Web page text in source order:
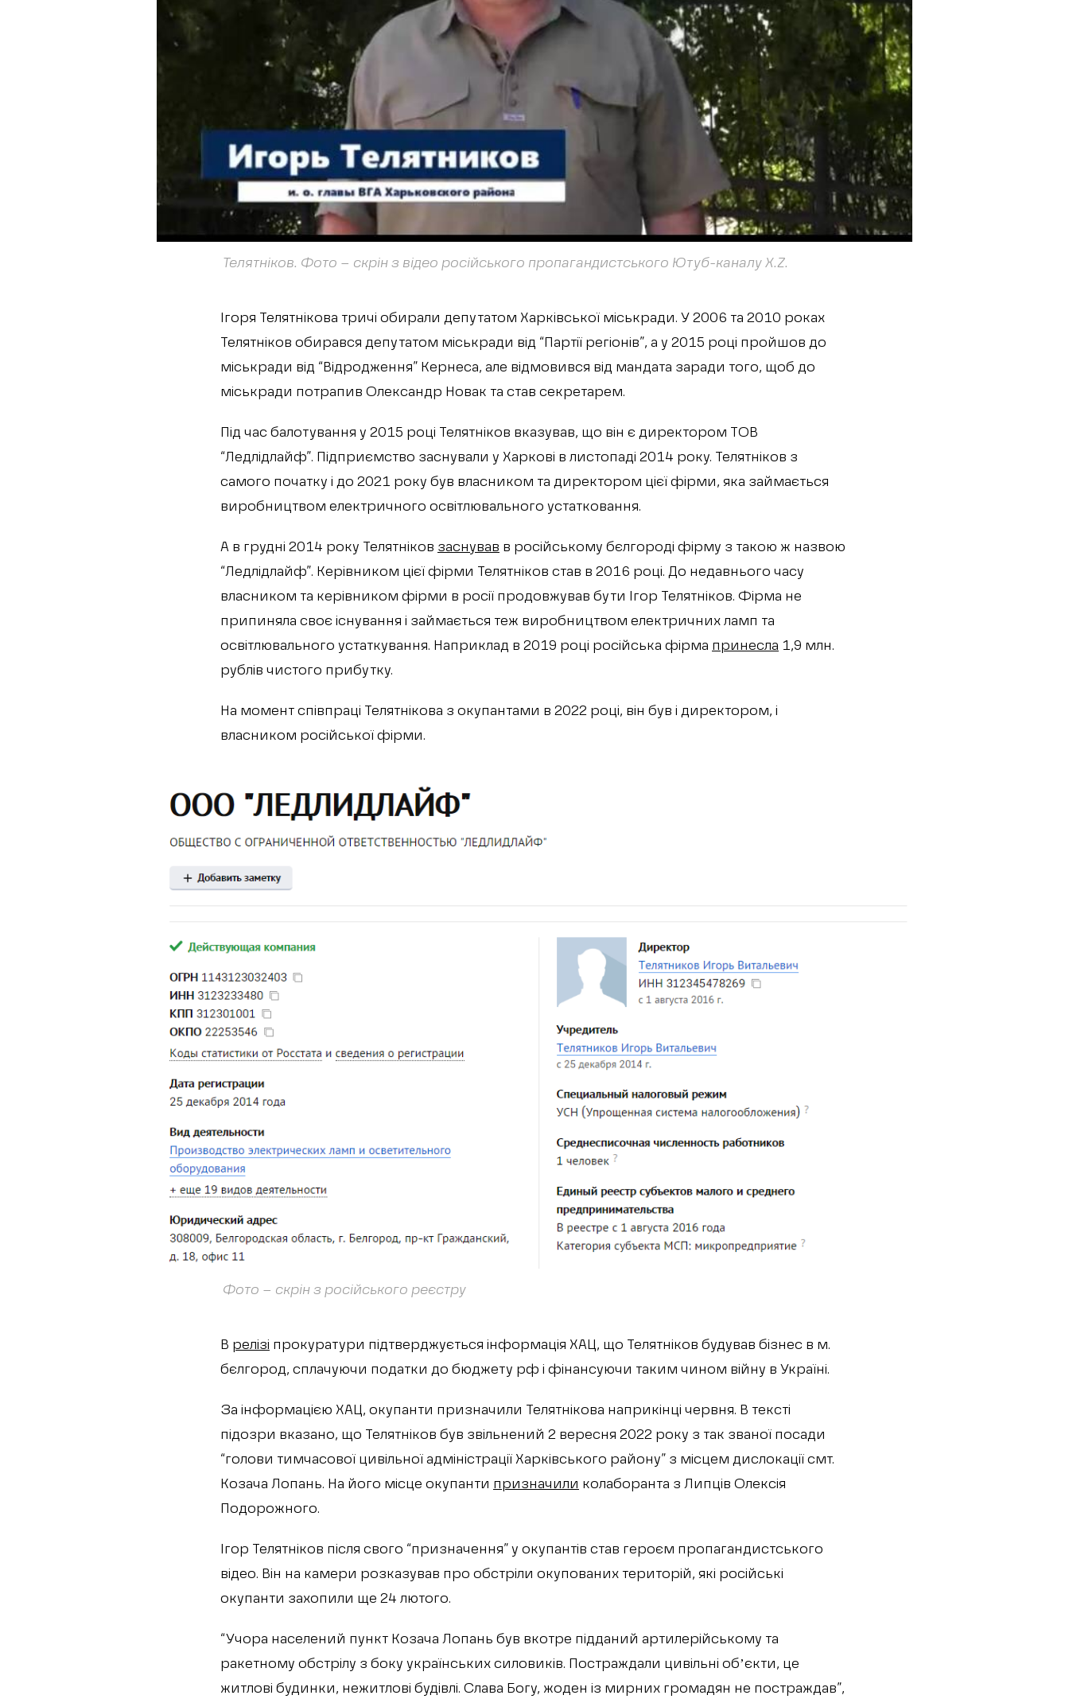
Телятніков. Фото – скрін з відео російського пропагандистського Ютуб-каналу X.Z.
Ігоря Телятнікова тричі обирали депутатом Харківської міськради. У 2006 та 2010 роках
Телятніков обирався депутатом міськради від “Партії регіонів”, а у 2015 році пройшов до
міськради від “Відродження” Кернеса, але відмовився від мандата заради того, щоб до
міськради потрапив Олександр Новак та став секретарем.
Під час балотування у 2015 році Телятніков вказував, що він є директором ТОВ
“Ледлідлайф”. Підприємство заснували у Харкові в листопаді 2014 року. Телятніков з
самого початку і до 2021 року був власником та директором цієї фірми, яка займається
виробництвом електричного освітлювального устатковання.
А в грудні 2014 року Телятніков заснував в російському бєлгороді фірму з такою ж назвою
“Ледлідлайф”. Керівником цієї фірми Телятніков став в 2016 році. До недавнього часу
власником та керівником фірми в росії продовжував бути Ігор Телятніков. Фірма не
припиняла своє існування і займається теж виробництвом електричних ламп та
освітлювального устаткування. Наприклад в 2019 році російська фірма принесла 1,9 млн.
рублів чистого прибутку.
На момент співпраці Телятнікова з окупантами в 2022 році, він був і директором, і
власником російської фірми.
Фото – скрін з російського реєстру
В релізі прокуратури підтверджується інформація ХАЦ, що Телятніков будував бізнес в м.
бєлгород, сплачуючи податки до бюджету рф і фінансуючи таким чином війну в Україні.
За інформацією ХАЦ, окупанти призначили Телятнікова наприкінці червня. В тексті
підозри вказано, що Телятніков був звільнений 2 вересня 2022 року з так званої посади
“голови тимчасової цивільної адміністрації Харківського району” з місцем дислокації смт.
Козача Лопань. На його місце окупанти призначили колаборанта з Липців Олексія
Подорожного.
Ігор Телятніков після свого “призначення” у окупантів став героєм пропагандистського
відео. Він на камери розказував про обстріли окупованих територій, які російські
окупанти захопили ще 24 лютого.
“Учора населений пункт Козача Лопань був вкотре підданий артилерійському та
ракетному обстрілу з боку українських силовиків. Постраждали цивільні обʼєкти, це
житлові будинки, нежитлові будівлі. Слава Богу, жоден із мирних громадян не постраждав”,